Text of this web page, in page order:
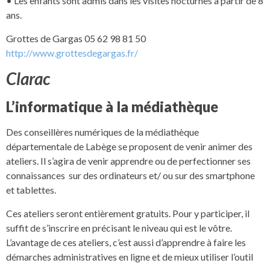
ans.
Grottes de Gargas 05 62 98 81 50
http://www.grottesdegargas.fr/
Clarac
L’informatique à la médiathèque
Des conseillères numériques de la médiathèque
départementale de Labège se proposent de venir animer des
ateliers. Il s’agira de venir apprendre ou de perfectionner ses
connaissances sur des ordinateurs et/ ou sur des smartphone
et tablettes.
Ces ateliers seront entièrement gratuits. Pour y participer, il
suffit de s’inscrire en précisant le niveau qui est le vôtre.
L’avantage de ces ateliers, c’est aussi d’apprendre à faire les
démarches administratives en ligne et de mieux utiliser l’outil